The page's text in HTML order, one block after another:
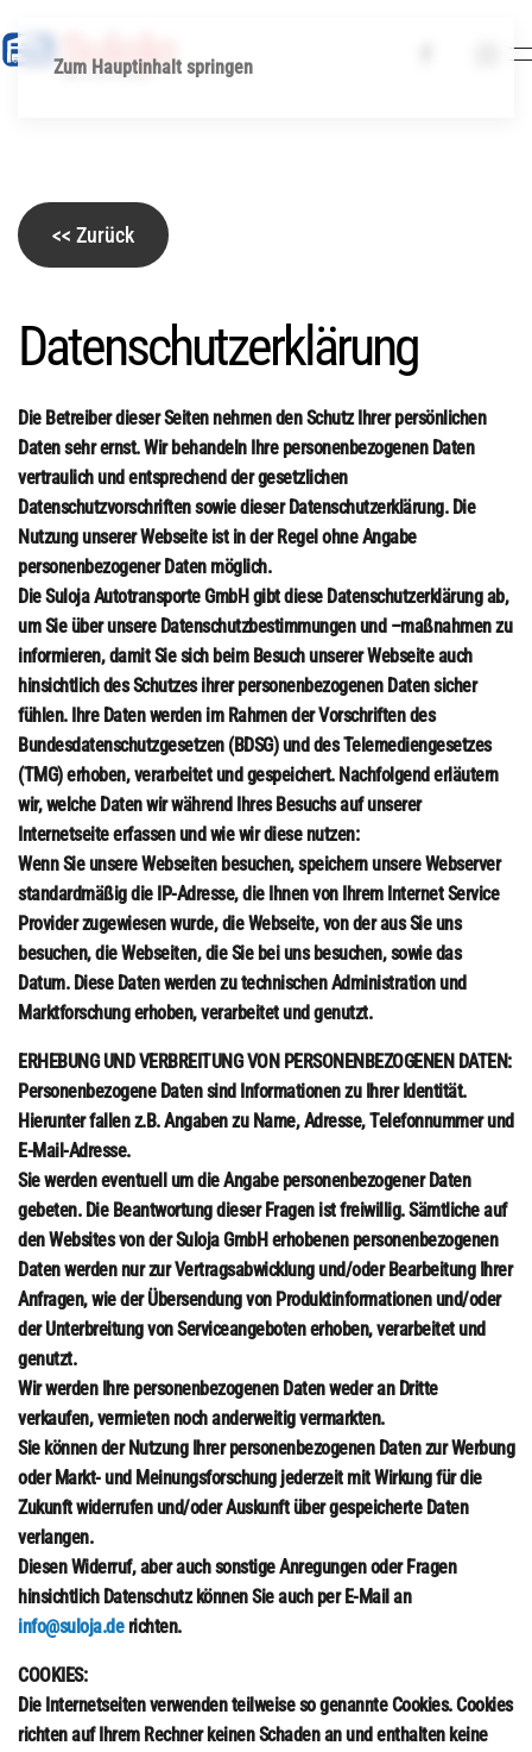
Zum Hauptinhalt springen
<< Zurück
Datenschutzerklärung
Die Betreiber dieser Seiten nehmen den Schutz Ihrer persönlichen
Daten sehr ernst. Wir behandeln Ihre personenbezogenen Daten
vertraulich und entsprechend der gesetzlichen
Datenschutzvorschriften sowie dieser Datenschutzerklärung. Die
Nutzung unserer Webseite ist in der Regel ohne Angabe
personenbezogener Daten möglich.
Die Suloja Autotransporte GmbH gibt diese Datenschutzerklärung ab,
um Sie über unsere Datenschutzbestimmungen und –maßnahmen zu
informieren, damit Sie sich beim Besuch unserer Webseite auch
hinsichtlich des Schutzes ihrer personenbezogenen Daten sicher
fühlen. Ihre Daten werden im Rahmen der Vorschriften des
Bundesdatenschutzgesetzen (BDSG) und des Telemediengesetzes
(TMG) erhoben, verarbeitet und gespeichert. Nachfolgend erläutern
wir, welche Daten wir während Ihres Besuchs auf unserer
Internetseite erfassen und wie wir diese nutzen:
Wenn Sie unsere Webseiten besuchen, speichern unsere Webserver
standardmäßig die IP-Adresse, die Ihnen von Ihrem Internet Service
Provider zugewiesen wurde, die Webseite, von der aus Sie uns
besuchen, die Webseiten, die Sie bei uns besuchen, sowie das
Datum. Diese Daten werden zu technischen Administration und
Marktforschung erhoben, verarbeitet und genutzt.
ERHEBUNG UND VERBREITUNG VON PERSONENBEZOGENEN DATEN:
Personenbezogene Daten sind Informationen zu Ihrer Identität.
Hierunter fallen z.B. Angaben zu Name, Adresse, Telefonnummer und
E-Mail-Adresse.
Sie werden eventuell um die Angabe personenbezogener Daten
gebeten. Die Beantwortung dieser Fragen ist freiwillig. Sämtliche auf
den Websites von der Suloja GmbH erhobenen personenbezogenen
Daten werden nur zur Vertragsabwicklung und/oder Bearbeitung Ihrer
Anfragen, wie der Übersendung von Produktinformationen und/oder
der Unterbreitung von Serviceangeboten erhoben, verarbeitet und
genutzt.
Wir werden Ihre personenbezogenen Daten weder an Dritte
verkaufen, vermieten noch anderweitig vermarkten.
Sie können der Nutzung Ihrer personenbezogenen Daten zur Werbung
oder Markt- und Meinungsforschung jederzeit mit Wirkung für die
Zukunft widerrufen und/oder Auskunft über gespeicherte Daten
verlangen.
Diesen Widerruf, aber auch sonstige Anregungen oder Fragen
hinsichtlich Datenschutz können Sie auch per E-Mail an
info@suloja.derichten.
COOKIES:
Die Internetseiten verwenden teilweise so genannte Cookies. Cookies
richten auf Ihrem Rechner keinen Schaden an und enthalten keine